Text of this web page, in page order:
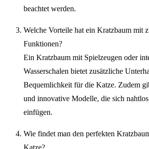
beachtet werden.
Welche Vorteile hat ein Kratzbaum mit
Funktionen?
Ein Kratzbaum mit Spielzeugen oder
Wasserschalen bietet zusätzliche
Bequemlichkeit für die Katze. Zudem
und innovative Modelle, die sich
einfügen.
Wie findet man den perfekten
Katze?